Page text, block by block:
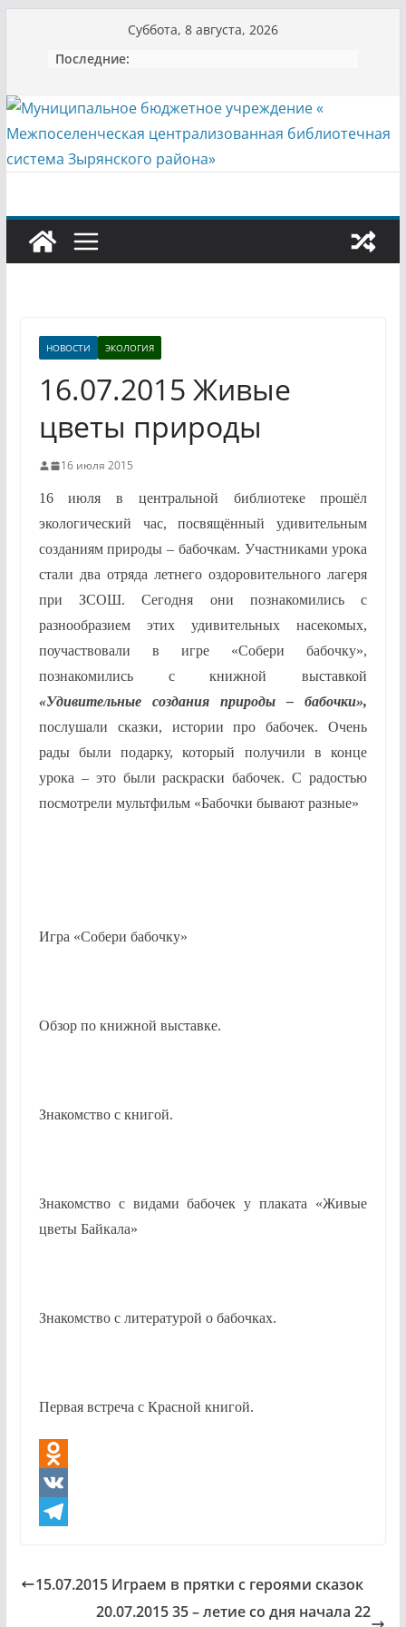
содержимому
Суббота, 8 августа, 2026
Последние:
НОВОСТИ ЭКОЛОГИЯ
16.07.2015 Живые
цветы природы
16 июля 2015
16 июля в центральной библиотеке прошёл
экологический час, посвящённый удивительным
созданиям природы – бабочкам. Участниками урока
стали два отряда летнего оздоровительного лагеря
при ЗСОШ. Сегодня они познакомились с
разнообразием этих удивительных насекомых,
поучаствовали в игре «Собери бабочку»,
познакомились с книжной выставкой
«Удивительные создания природы – бабочки»,
послушали сказки, истории про бабочек. Очень
рады были подарку, который получили в конце
урока – это были раскраски бабочек. С радостью
посмотрели мультфильм «Бабочки бывают разные»
Игра «Собери бабочку»
Обзор по книжной выставке.
Знакомство с книгой.
Знакомство с видами бабочек у плаката «Живые
цветы Байкала»
Знакомство с литературой о бабочках.
Первая встреча с Красной книгой.
O
d
V
15.07.2015 Играем в прятки с героями сказок
20.07.2015 35 – летие со дня начала 22